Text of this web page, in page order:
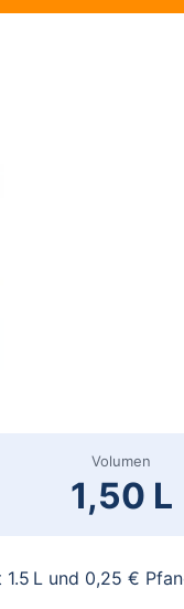
Volumen
1,50 L
L und 0,25 €